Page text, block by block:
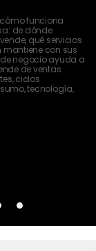
funciona
de dónde
qué servicios
mantiene con sus
de negocio ayuda a
de ventas
ciclos
tecnología,